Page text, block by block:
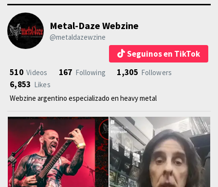
Metal-Daze Webzine
@metaldazewzine
Seguinos en TikTok
510 Videos 167 Following 1,305 Followers
6,853 Likes
Webzine argentino especializado en heavy metal